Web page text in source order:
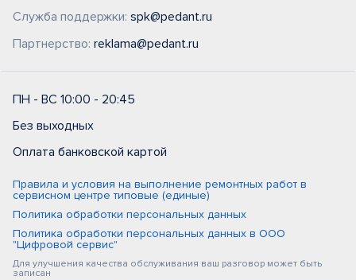
Служба поддержки: spk@pedant.ru
Партнерство: reklama@pedant.ru
ПН - ВС 10:00 - 20:45
Без выходных
Оплата банковской картой
Правила и условия на выполнение ремонтных работ в
сервисном центре типовые (единые)
Политика обработки персональных данных
Политика обработки персональных данных в ООО
"Цифровой сервис"
Для улучшения качества обслуживания ваш разговор может быть
записан